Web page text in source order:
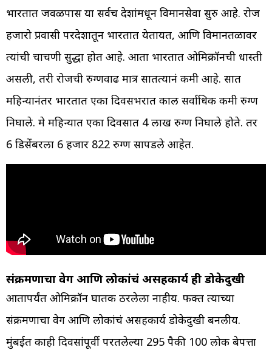
भारतात जवळपास या सर्वच देशांमधून विमानसेवा सुरु आहे. रोज
हजारो प्रवासी परदेशातून भारतात येतायत, आणि विमानतळावर
त्यांची चाचणी सुद्धा होत आहे. आता भारतात ओमिक्रॉनची धास्ती
असली, तरी रोजची रुग्णवाढ मात्र सातत्यानं कमी आहे. सात
महिन्यानंतर भारतात एका दिवसभरात काल सर्वाधिक कमी रुग्ण
निघाले. मे महिन्यात एका दिवसात 4 लाख रुग्ण निघाले होते. तर
6 डिसेंबरला 6 हजार 822 रुग्ण सापडले आहेत.
संक्रमणाचा वेग आणि लोकांचं असहकार्य ही डोकेदुखी
आतापर्यंत ओमिक्रॉन घातक ठरलेला नाहीय. फक्त त्याच्या
संक्रमणाचा वेग आणि लोकांचं असहकार्य डोकेदुखी बनलीय.
मुंबईत काही दिवसांपूर्वी परतलेल्या 295 पैकी 100 लोक बेपत्ता